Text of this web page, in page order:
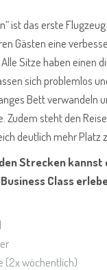
ist das erste
Gästen eine
Sitze haben einen
sich problemlos
Bett verwandeln
Zudem steht den
deutlich mehr Platz
Strecken kannst
Class
(2x wöchentlich)